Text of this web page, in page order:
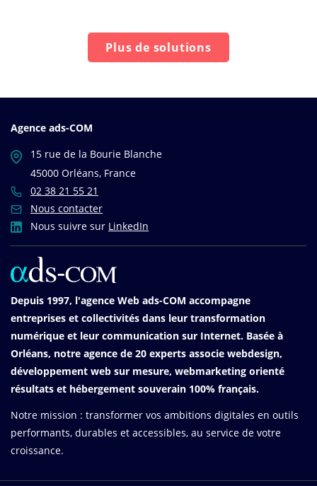
Plus de solutions
Agence ads-COM
15 rue de la Bourie Blanche
45000 Orléans, France
02 38 21 55 21
Nous contacter
Nous suivre sur LinkedIn
Depuis 1997, l'agence Web ads-COM accompagne
entreprises et collectivités dans leur transformation
numérique et leur communication sur Internet. Basée à
Orléans, notre agence de 20 experts associe webdesign,
développement web sur mesure, webmarketing orienté
résultats et hébergement souverain 100% français.
Notre mission : transformer vos ambitions digitales en outils
performants, durables et accessibles, au service de votre
croissance.